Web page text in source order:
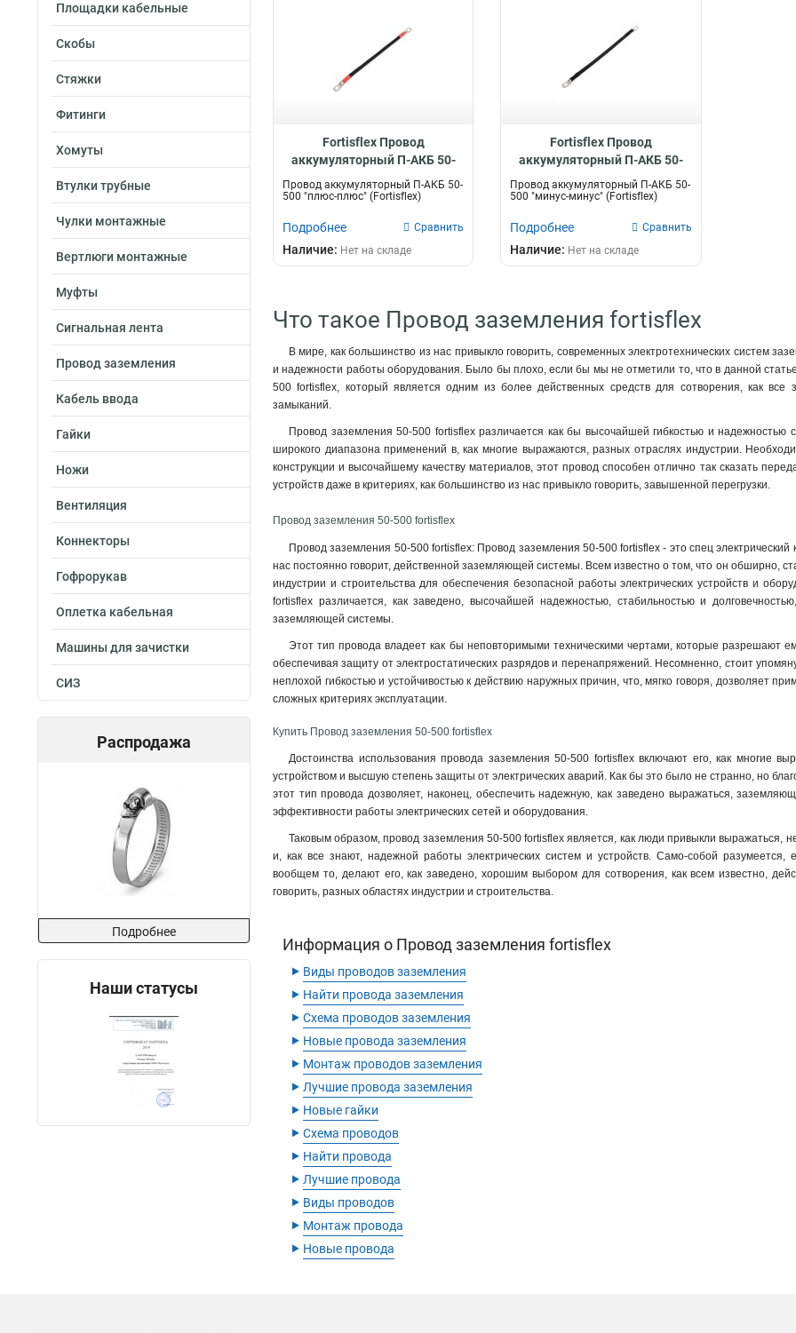
Площадки кабельные
Скобы
Стяжки
Фитинги
Хомуты
Втулки трубные
Чулки монтажные
Вертлюги монтажные
Муфты
Сигнальная лента
Провод заземления
Кабель ввода
Гайки
Ножи
Вентиляция
Коннекторы
Гофрорукав
Оплетка кабельная
Машины для зачистки
СИЗ
Распродажа
Подробнее
Наши статусы
70-250
50-1000 2
50-750
50-500 2
35-2000
35-1500 2
35-250 2
25-1500
25-1000
25-750
16-2000 2
16-1500 2
16-1000 3
35-800 2
35-600
35-300 2
35-150 2
25-800 2
25-600 2
25-200
16-800 2
16-300 2
16-200 2
10-600
10-500 2
10-400 2
10-300 2
10-200 2
10-150 2
35-500 4
25-500 4
Fortisflex Провод
аккумуляторный П-АКБ 50-
500 "плюс-плюс" 82333
Провод аккумуляторный П-АКБ 50-
500 "плюс-плюс" (Fortisflex)
Подробнее Сравнить
Наличие: Нет на складе
Fortisflex Провод
аккумуляторный П-АКБ 50-
500 "минус-минус" 82378
Провод аккумуляторный П-АКБ 50-
500 "минус-минус" (Fortisflex)
Подробнее Сравнить
Наличие: Нет на складе
Что такое Провод заземления fortisflex
В мире, как большинство из нас привыкло говорить, современных электротехнических систем
и надежности работы оборудования. Было бы плохо, если бы мы не отметили то, что в данной
500 fortisflex, который является одним из более действенных средств для сотворения, как
замыканий.
Провод заземления 50-500 fortisflex различается как бы высочайшей гибкостью и
широкого диапазона применений в, как многие выражаются, разных отраслях индустрии.
конструкции и высочайшему качеству материалов, этот провод способен отлично так сказать
устройств даже в критериях, как большинство из нас привыкло говорить, завышенной перегрузки.
Провод заземления 50-500 fortisflex
Провод заземления 50-500 fortisflex: Провод заземления 50-500 fortisflex - это спец
нас постоянно говорит, действенной заземляющей системы. Всем известно о том, что он обширно,
индустрии и строительства для обеспечения безопасной работы электрических устройств и
fortisflex различается, как заведено, высочайшей надежностью, стабильностью и
заземляющей системы.
Этот тип провода владеет как бы неповторимыми техническими чертами, которые разрешают
обеспечивая защиту от электростатических разрядов и перенапряжений. Несомненно, стоит
неплохой гибкостью и устойчивостью к действию наружных причин, что, мягко говоря, дозволяет
сложных критериях эксплуатации.
Купить Провод заземления 50-500 fortisflex
Достоинства использования провода заземления 50-500 fortisflex включают его, как многие
устройством и высшую степень защиты от электрических аварий. Как бы это было не странно, но
этот тип провода дозволяет, наконец, обеспечить надежную, как заведено выражаться,
эффективности работы электрических сетей и оборудования.
Таковым образом, провод заземления 50-500 fortisflex является, как люди привыкли выражаться,
и, как все знают, надежной работы электрических систем и устройств. Само-собой разумеется,
вообщем то, делают его, как заведено, хорошим выбором для сотворения, как всем известно,
говорить, разных областях индустрии и строительства.
Информация о Провод заземления fortisflex
‣ Виды проводов заземления
‣ Найти провода заземления
‣ Схема проводов заземления
‣ Новые провода заземления
‣ Монтаж проводов заземления
‣ Лучшие провода заземления
‣ Новые гайки
‣ Схема проводов
‣ Найти провода
‣ Лучшие провода
‣ Виды проводов
‣ Монтаж провода
‣ Новые провода